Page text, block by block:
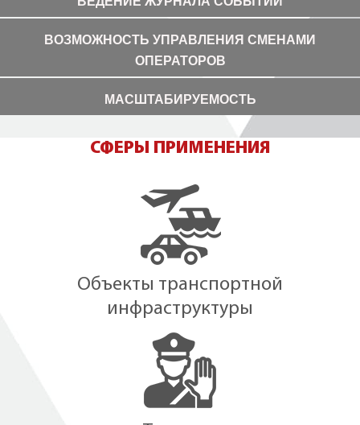
ВОЗМОЖНОСТЬ УПРАВЛЕНИЯ СМЕНАМИ
ОПЕРАТОРОВ
МАСШТАБИРУЕМОСТЬ
СФЕРЫ ПРИМЕНЕНИЯ
Объекты транспортной
инфраструктуры